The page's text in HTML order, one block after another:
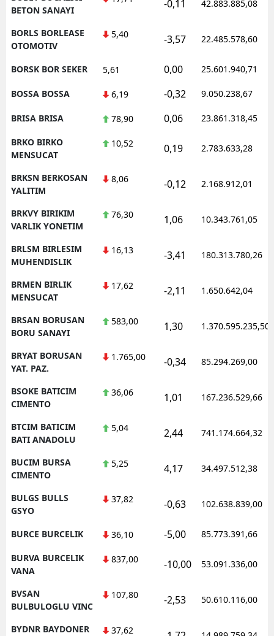
BETON SANAYI
-0,11 42.883.885,08
BORLS BORLEASE
OTOMOTIV
5,40 -3,57 22.485.578,60
BORSK BOR SEKER 5,61 0,00 25.601.940,71
BOSSA BOSSA 6,19 -0,32 9.050.238,67
BRISA BRISA 78,90 0,06 23.861.318,45
BRKO BIRKO
MENSUCAT
10,52 0,19 2.783.633,28
BRKSN BERKOSAN
YALITIM
8,06 -0,12 2.168.912,01
BRKVY BIRIKIM
VARLIK YONETIM
76,30 1,06 10.343.761,05
BRLSM BIRLESIM
MUHENDISLIK
16,13 -3,41 180.313.780,26
BRMEN BIRLIK
MENSUCAT
17,62 -2,11 1.650.642,04
BRSAN BORUSAN
BORU SANAYI
583,00 1,30 1.370.595.235,50
BRYAT BORUSAN
YAT. PAZ.
1.765,00 -0,34 85.294.269,00
BSOKE BATICIM
CIMENTO
36,06 1,01 167.236.529,66
BTCIM BATICIM
BATI ANADOLU
5,04 2,44 741.174.664,32
BUCIM BURSA
CIMENTO
5,25 4,17 34.497.512,38
BULGS BULLS
GSYO
37,82 -0,63 102.638.839,00
BURCE BURCELIK 36,10 -5,00 85.773.391,66
BURVA BURCELIK
VANA
837,00 -10,00 53.091.336,00
BVSAN
BULBULOGLU VINC
107,80 -2,53 50.610.116,00
BYDNR BAYDONER
37,62